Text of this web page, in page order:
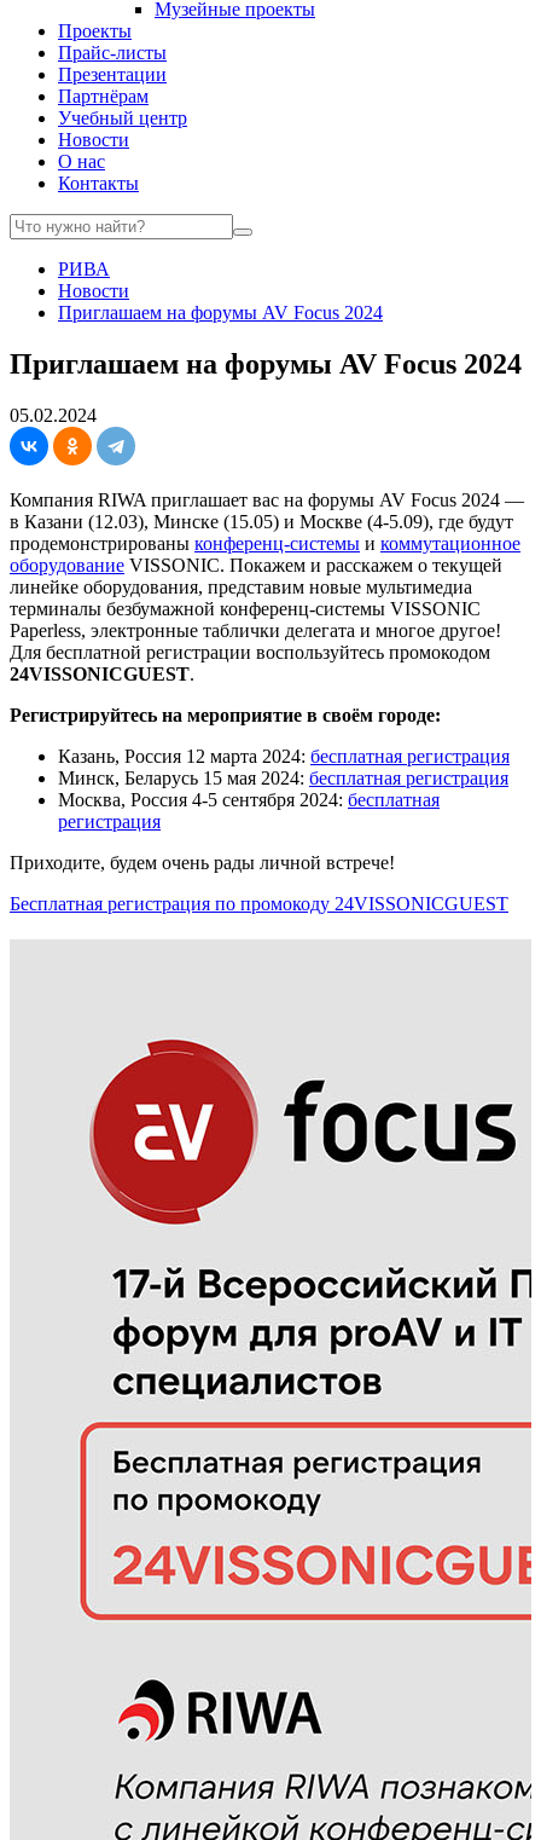
Музейные проекты
Проекты
Прайс-листы
Презентации
Партнёрам
Учебный центр
Новости
О нас
Контакты
РИВА
Новости
Приглашаем на форумы AV Focus 2024
Приглашаем на форумы AV Focus 2024
05.02.2024
Компания RIWA приглашает вас на форумы AV Focus 2024 —
в Казани (12.03), Минске (15.05) и Москве (4-5.09), где будут
продемонстрированы конференц-системы и коммутационное
оборудование VISSONIC. Покажем и расскажем о текущей
линейке оборудования, представим новые мультимедиа
терминалы безбумажной конференц-системы VISSONIC
Paperless, электронные таблички делегата и многое другое!
Для бесплатной регистрации воспользуйтесь промокодом
24VISSONICGUEST.
Регистрируйтесь на мероприятие в своём городе:
Казань, Россия 12 марта 2024: бесплатная регистрация
Минск, Беларусь 15 мая 2024: бесплатная регистрация
Москва, Россия 4-5 сентября 2024: бесплатная
регистрация
Приходите, будем очень рады личной встрече!
Бесплатная регистрация по промокоду 24VISSONICGUEST